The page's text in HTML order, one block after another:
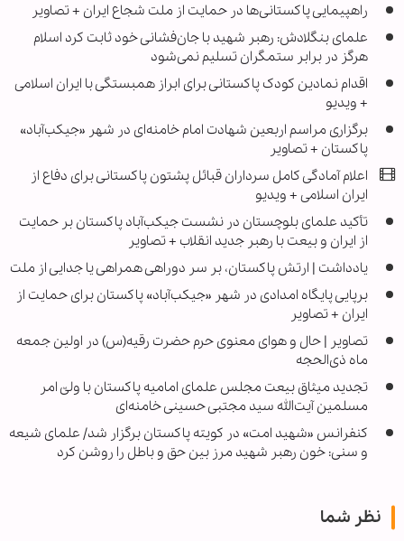
راهپیمایی پاکستانی‌ها در حمایت از ملت شجاع ایران + تصاویر
علمای بنگلادش: رهبر شهید با جان‌فشانی خود ثابت کرد اسلام
هرگز در برابر ستمگران تسلیم نمی‌شود
اقدام نمادین کودک پاکستانی برای ابراز همبستگی با ایران اسلامی
+ ویدیو
برگزاری مراسم اربعین شهادت امام خامنه‌ای در شهر «جیکب‌آباد»
پاکستان + تصاویر
اعلام آمادگی کامل سرداران قبائل پشتون پاکستانی برای دفاع از
ایران اسلامی + ویدیو
تأکید علمای بلوچستان در نشست جیکب‌آباد پاکستان بر حمایت
از ایران و بیعت با رهبر جدید انقلاب + تصاویر
یادداشت | ارتش پاکستان، بر سر دوراهی همراهی یا جدایی از ملت
برپایی پایگاه امدادی در شهر «جیکب‌آباد» پاکستان برای حمایت از
ایران + تصاویر
تصاویر | حال و هوای معنوی حرم حضرت رقیه(س) در اولین جمعه
ماه ذی‌الحجه
تجدید میثاق بیعت مجلس علمای امامیه پاکستان با ولیّ امر
مسلمین آیت‌الله سید مجتبی حسینی خامنه‌ای
کنفرانس «شهید امت» در کویته پاکستان برگزار شد/ علمای شیعه
و سنی: خون رهبر شهید مرز بین حق و باطل را روشن کرد
نظر شما